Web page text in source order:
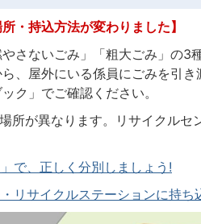
・持込方法が変わりました】
さないごみ」「粗大ごみ」の3
、屋外にいる係員にごみを引
ク」でご確認ください。
所が異なります。リサイクルセ
で、正しく分別しましょう!
リサイクルステーションに持ち